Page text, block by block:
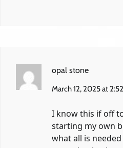
opal stone
March 12, 2025 at
I know this if off
starting my own
what all is